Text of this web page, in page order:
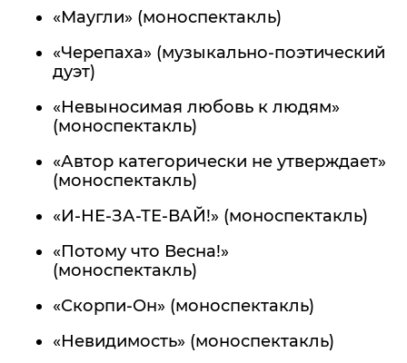
«Маугли» (моноспектакль)
«Черепаха» (музыкально-поэтический
дуэт)
«Невыносимая любовь к людям»
(моноспектакль)
«Автор категорически не утверждает»
(моноспектакль)
«И-НЕ-ЗА-ТЕ-ВАЙ!» (моноспектакль)
«Потому что Весна!»
«Скорпи-Он» (моноспектакль)
«Невидимость» (моноспектакль)